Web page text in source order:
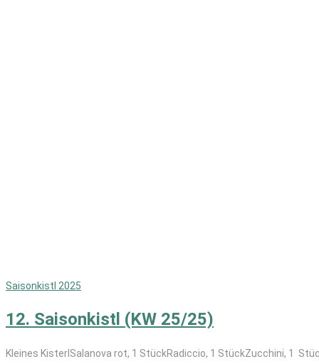
Saisonkistl 2025
12. Saisonkistl (KW 25/25)
Kleines KisterlSalanova rot, 1 StückRadiccio, 1 StückZucchini, 1